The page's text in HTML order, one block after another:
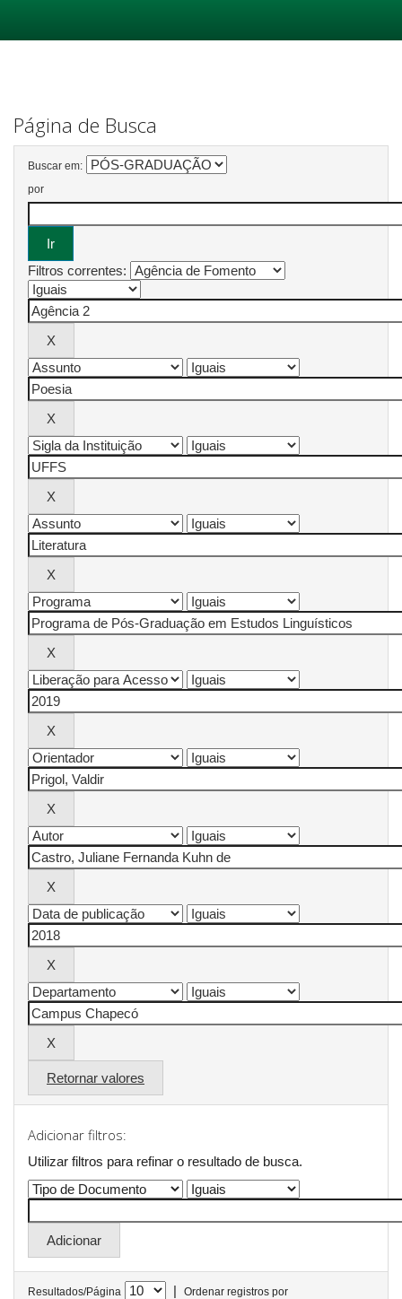
Página de Busca
Buscar em:
por
Filtros correntes:
Retornar valores
Adicionar filtros:
Utilizar filtros para refinar o resultado de busca.
Resultados/Página |
Ordenar registros por